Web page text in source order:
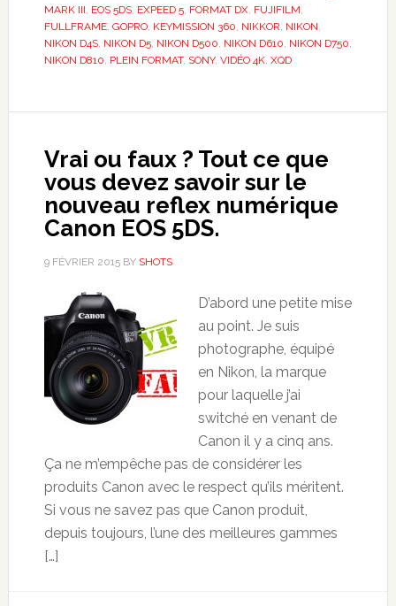
MARK III EOS 5DS, EXPEED 5, FORMAT DX, FUJIFILM
FULLFRAME, GOPRO, KEYMISSION 360 NIKKOR NIKON
NIKON D4S, NIKON D5, NIKON D500 NIKON D610 NIKON D750
NIKON D810 PLEIN FORMAT, SONY, VIDÉO 4K, XQD
Vrai ou faux ? Tout ce que
vous devez savoir sur le
nouveau reflex numérique
Canon EOS 5DS.
9 FÉVRIER 2015BY SHOTS
D’abord une petite mise
au point. Je suis
photographe, équipé
en Nikon, la marque
pour laquelle j’ai
switché en venant de
Canon il y a cinq ans.
Ça ne m’empêche pas de considérer les
produits Canon avec le respect qu’ils méritent.
Si vous ne savez pas que Canon produit,
depuis toujours, l’une des meilleures gammes
[…]